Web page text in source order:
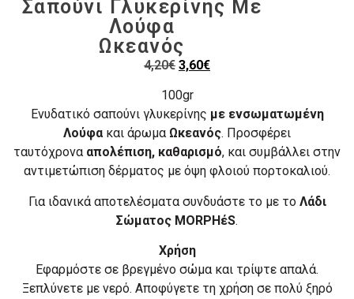
Σαπούνι Γλυκερίνης Με
Λούφα
Ωκεανός
4,20€ 3,60€
100gr
Ενυδατικό σαπούνι γλυκερίνης με ενσωματωμένη
Λούφακαι άρωμα Ωκεανός. Προσφέρει
ταυτόχρονα απολέπιση, καθαρισμό, και συμβάλλει στην
αντιμετώπιση δέρματος με όψη φλοιού πορτοκαλιού.
Για ιδανικά αποτελέσματα συνδυάστε το με το Λάδι
Σώματος MORPHέS.
Χρήση
Εφαρμόστε σε βρεγμένο σώμα και τρίψτε απαλά.
Ξεπλύνετε με νερό. Αποφύγετε τη χρήση σε πολύ ξηρό